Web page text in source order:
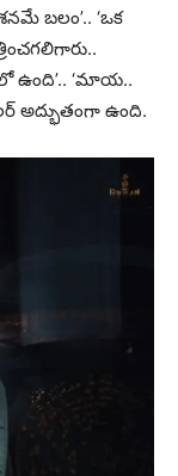
బలం’.. ‘ఒక
ఉంది’.. ‘మాయ..
అద్భుతంగా ఉంది.